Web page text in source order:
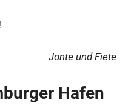
Jonte und Fiete
Hafen